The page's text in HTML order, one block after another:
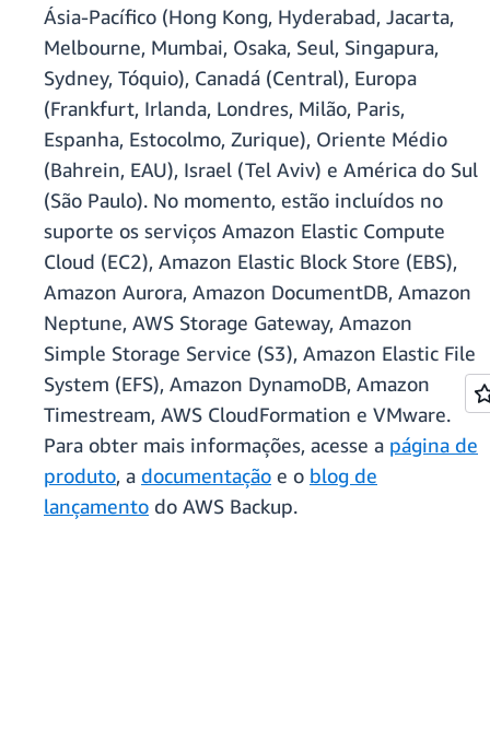
Ásia-Pacífico (Hong Kong, Hyderabad, Jacarta,
Melbourne, Mumbai, Osaka, Seul, Singapura,
Sydney, Tóquio), Canadá (Central), Europa
(Frankfurt, Irlanda, Londres, Milão, Paris,
Espanha, Estocolmo, Zurique), Oriente Médio
(Bahrein, EAU), Israel (Tel Aviv) e América do Sul
(São Paulo). No momento, estão incluídos no
suporte os serviços Amazon Elastic Compute
Cloud (EC2), Amazon Elastic Block Store (EBS),
Amazon Aurora, Amazon DocumentDB, Amazon
Neptune, AWS Storage Gateway, Amazon
Simple Storage Service (S3), Amazon Elastic File
System (EFS), Amazon DynamoDB, Amazon
Timestream, AWS CloudFormation e VMware.
Para obter mais informações, acesse a página de
produto, a documentação e o blog de
lançamento do AWS Backup.